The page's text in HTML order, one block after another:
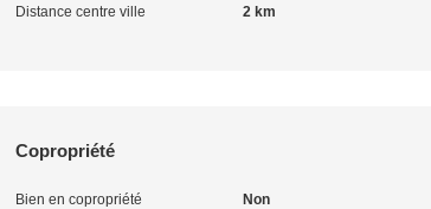
Distance centre ville 2 km
Copropriété
Bien en copropriété Non